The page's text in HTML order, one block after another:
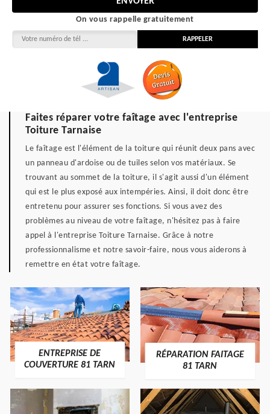
On vous rappelle gratuitement
Faites réparer votre faîtage avec l'entreprise
Toiture Tarnaise
Le faîtage est l'élément de la toiture qui réunit deux pans avec
un panneau d'ardoise ou de tuiles selon vos matériaux. Se
trouvant au sommet de la toiture, il s'agit aussi d'un élément
qui est le plus exposé aux intempéries. Ainsi, il doit donc être
entretenu pour assurer ses fonctions. Si vous avez des
problèmes au niveau de votre faîtage, n'hésitez pas à faire
appel à l'entreprise Toiture Tarnaise. Grâce à notre
professionnalisme et notre savoir-faire, nous vous aiderons à
remettre en état votre faîtage.
ENTREPRISE DE
COUVERTURE 81 TARN
RÉPARATION FAITAGE
81 TARN